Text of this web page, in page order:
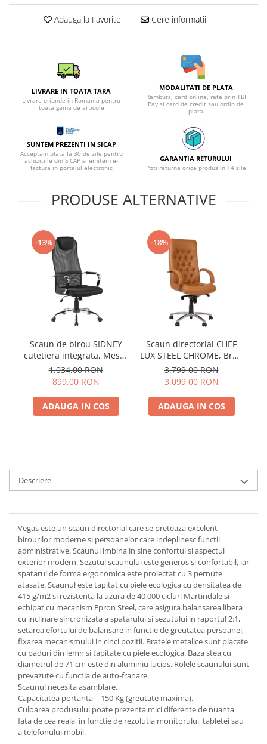
Adauga la Favorite Cere informatii
LIVRARE IN TOATA TARA
Livrare oriunde in Romania pentru
toata gama de articole
MODALITATI DE PLATA
Ramburs, card online, rate prin TBI
Pay si card de credit sau ordin de
plata
SUNTEM PREZENTI IN SICAP
Acceptam plata la 30 de zile pentru
achizitiile din SICAP si emitem e-
factura in portalul electronic
GARANTIA RETURULUI
Poti returna orice produs in 14 zile
PRODUSE ALTERNATIVE
-13%
Scaun de birou SIDNEY
cutetiera integrata, Mesh,
Negru
1.034,00 RON
899,00 RON
ADAUGA IN COS
-18%
Scaun directorial CHEF
LUX STEEL CHROME, Brun
deschis, piele naturala
3.799,00 RON
3.099,00 RON
ADAUGA IN COS
Descriere
Vegas este un scaun directorial care se preteaza excelent
birourilor moderne si persoanelor care indeplinesc functii
administrative. Scaunul imbina in sine confortul si aspectul
exterior modern. Sezutul scaunului este generos si confortabil, iar
spatarul de forma ergonomica este proiectat cu 3 pernute
atasate. Scaunul este tapitat cu piele ecologica cu densitatea de
415 g/m2 si rezistenta la uzura de 40 000 cicluri Martindale si
echipat cu mecanism Epron Steel, care asigura balansarea libera
cu inclinare sincronizata a spatarului si sezutului in raportul 2:1,
setarea efortului de balansare in functie de greutatea persoanei,
fixarea mecanismului in cinci pozitii. Bratele metalice sunt placate
cu paduri din lemn si tapitate cu piele ecologica. Baza stea cu
diametrul de 71 cm este din aluminiu lucios. Rolele scaunului sunt
prevazute cu functia de auto-franare.
Scaunul necesita asamblare.
Capacitatea portanta – 150 Kg (greutate maxima).
Culoarea produsului poate prezenta mici diferente de nuanta
fata de cea reala, in functie de rezolutia monitorului, tabletei sau
a telefonului mobil.